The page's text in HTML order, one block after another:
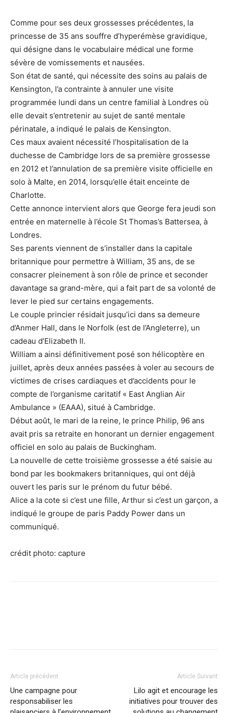
Comme pour ses deux grossesses précédentes, la
princesse de 35 ans souffre d’hyperémèse gravidique,
qui désigne dans le vocabulaire médical une forme
sévère de vomissements et nausées.
Son état de santé, qui nécessite des soins au palais de
Kensington, l’a contrainte à annuler une visite
programmée lundi dans un centre familial à Londres où
elle devait s’entretenir au sujet de santé mentale
périnatale, a indiqué le palais de Kensington.
Ces maux avaient nécessité l’hospitalisation de la
duchesse de Cambridge lors de sa première grossesse
en 2012 et l’annulation de sa première visite officielle en
solo à Malte, en 2014, lorsqu’elle était enceinte de
Charlotte.
Cette annonce intervient alors que George fera jeudi son
entrée en maternelle à l’école St Thomas’s Battersea, à
Londres.
Ses parents viennent de s’installer dans la capitale
britannique pour permettre à William, 35 ans, de se
consacrer pleinement à son rôle de prince et seconder
davantage sa grand-mère, qui a fait part de sa volonté de
lever le pied sur certains engagements.
Le couple princier résidait jusqu’ici dans sa demeure
d’Anmer Hall, dans le Norfolk (est de l’Angleterre), un
cadeau d’Elizabeth II.
William a ainsi définitivement posé son hélicoptère en
juillet, après deux années passées à voler au secours de
victimes de crises cardiaques et d’accidents pour le
compte de l’organisme caritatif « East Anglian Air
Ambulance » (EAAA), situé à Cambridge.
Début août, le mari de la reine, le prince Philip, 96 ans
avait pris sa retraite en honorant un dernier engagement
officiel en solo au palais de Buckingham.
La nouvelle de cette troisième grossesse a été saisie au
bond par les bookmakers britanniques, qui ont déjà
ouvert les paris sur le prénom du futur bébé.
Alice a la cote si c’est une fille, Arthur si c’est un garçon, a
indiqué le groupe de paris Paddy Power dans un
communiqué.
crédit photo: capture
Article précédent
Une campagne pour
responsabiliser les
Article Suivant
Lilo agit et encourage les
initiatives pour trouver des